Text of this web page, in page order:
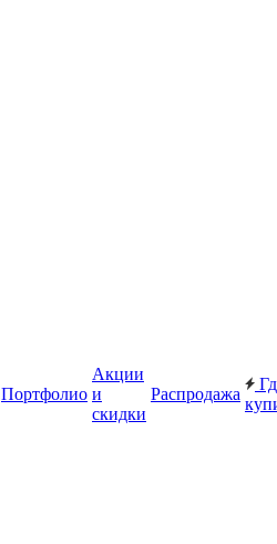
Портфолио
Акции
и
скидки
Распродажа